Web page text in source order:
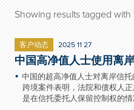
Showing results tagged with
客户动态 2025 11 27
中国高净值人士使用离
中国的超高净值人士对离岸信
跨境案件表明，法院和债权人
是在信托委托人保留控制权的情